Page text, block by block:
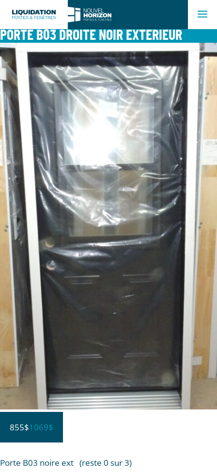
PORTE B03 DROITE NOIR EXTÉRIEUR
855$1069$
Porte B03 noire ext (reste 0 sur 3)